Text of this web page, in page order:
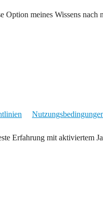
Option meines Wissens
Erfahrung mit aktiviertem